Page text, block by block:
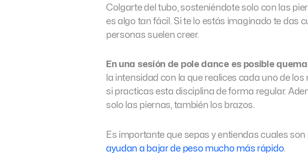
Colgarte del tubo, sosteniéndote solo con las
es algo tan fácil. Si te lo estás imaginado te das
personas suelen creer.
En una sesión de pole dance es posible
la intensidad con la que realices cada uno de
si practicas esta disciplina de forma regular.
solo las piernas, también los brazos.
Es importante que sepas y entiendas cuales son
ayudan a bajar de peso mucho más rápido.